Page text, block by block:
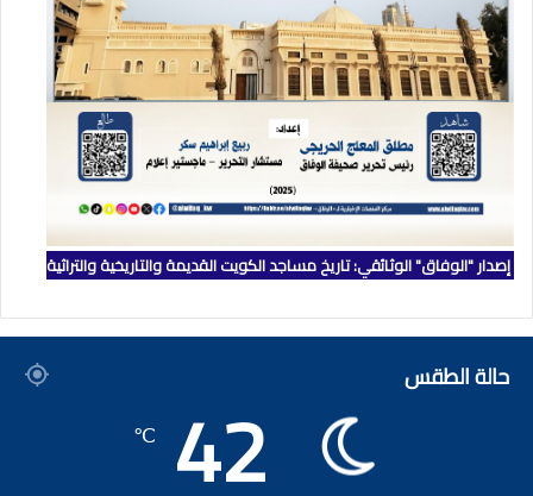
إصدار "الوفاق" الوثائقي: تاريخ مساجد الكويت القديمة والتاريخية والتراثية
حالة الطقس 42
℃